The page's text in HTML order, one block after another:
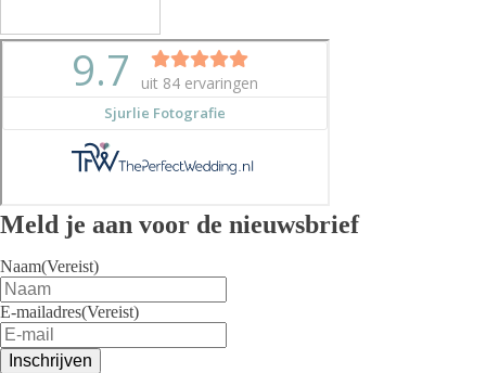
Meld je aan voor de nieuwsbrief
Naam(Vereist)
E-mailadres(Vereist)
Inschrijven